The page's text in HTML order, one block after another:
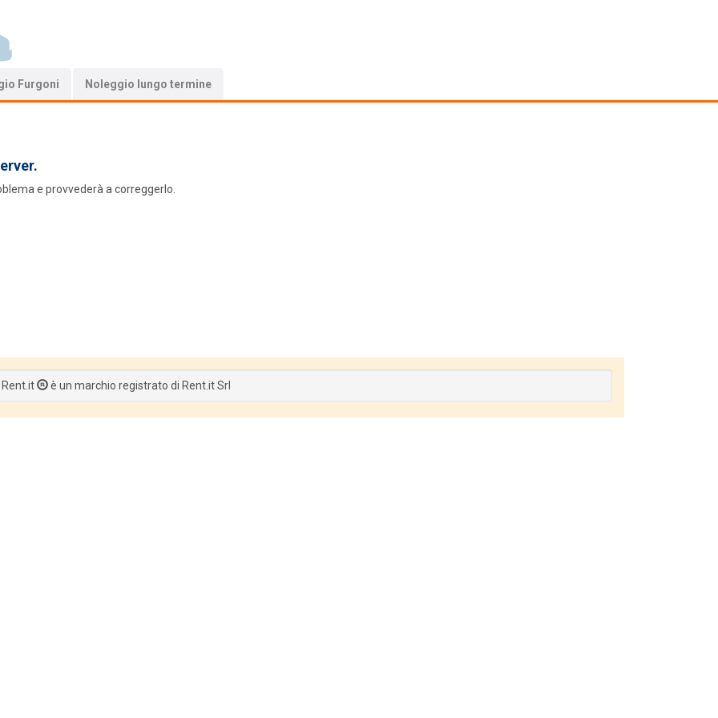
Furgoni Noleggio lungo termine
e provvederà a correggerlo.
è un marchio registrato di Rent.it Srl